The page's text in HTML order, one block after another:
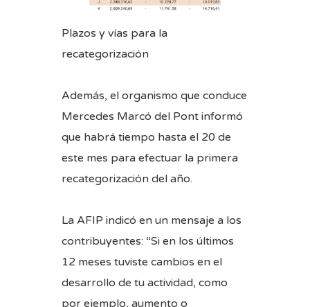
Plazos y vías para la
recategorización
Además, el organismo que conduce
Mercedes Marcó del Pont informó
que habrá tiempo hasta el 20 de
este mes para efectuar la primera
recategorización del año.
La AFIP indicó en un mensaje a los
contribuyentes: “Si en los últimos
12 meses tuviste cambios en el
desarrollo de tu actividad, como
por ejemplo, aumento o